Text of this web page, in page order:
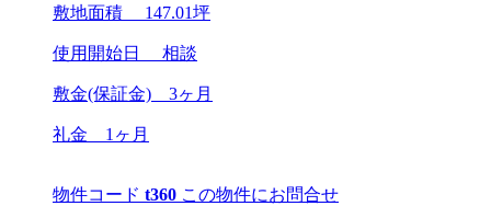
敷地面積 147.01坪
使用開始日 相談
敷金(保証金) 3ヶ月
礼金 1ヶ月
物件コード t360 この物件にお問合せ